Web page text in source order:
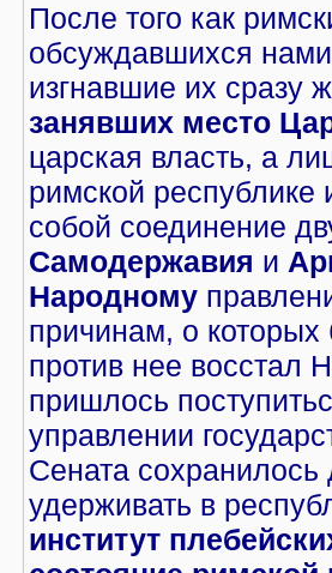
После того как
обсуждавшихся
изгнавшие их сразу
занявших место
царская власть, а
римской
собой соединение
Самодержавия и
Народному
причинам, о которых
против нее восстал
пришлось
управлении
Сената сохранилось
удерживать в
институт